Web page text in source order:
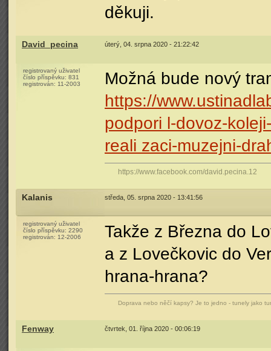
děkuji.
David_pecina úterý, 04. srpna 2020 - 21:22:42
registrovaný uživatel
číslo příspěvku: 831
registrován: 11-2003
Možná bude nový
https://
podpori l-dovoz-
reali zaci-muzejni-
https://www.facebook.com/david.pecina.12
Kalanis středa, 05. srpna 2020 - 13:41:56
registrovaný uživatel
číslo příspěvku: 2290
registrován: 12-2006
Takže z Března do
a z Lovečkovic do
hrana-hrana?
Doprava nebo něčí kapsy? Je to jedno - tunely jako
Fenway čtvrtek, 01. října 2020 - 00:06:19